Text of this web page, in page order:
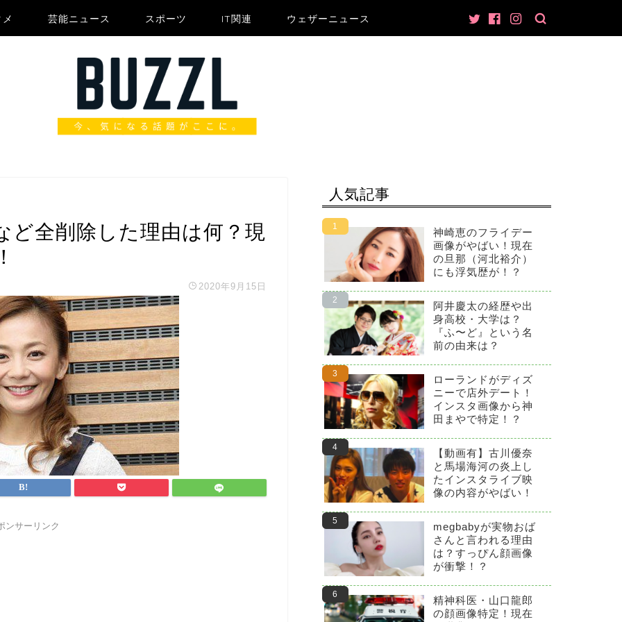
芸能ニュース スポーツ IT関連 ウェザーニュース
ど全削除した理由は何？現
2020年9月15日
ンサーリンク
人気記事
神崎恵のフライデー
画像がやばい！現在
の旦那（河北裕介）
にも浮気歴が！？
阿井慶太の経歴や出
身高校・大学は？
『ふ〜ど』という名
前の由来は？
ローランドがディズ
ニーで店外デート！
インスタ画像から神
田まやで特定！？
【動画有】古川優奈
と馬場海河の炎上し
たインスタライブ映
像の内容がやばい！
megbabyが実物おば
さんと言われる理由
は？すっぴん顔画像
が衝撃！？
精神科医・山口龍郎
の顔画像特定！現在